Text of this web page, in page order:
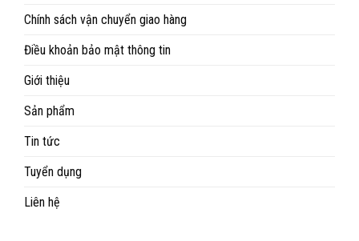
Chính sách vận chuyển giao hàng
Điều khoản bảo mật thông tin
Giới thiệu
Sản phẩm
Tin tức
Tuyển dụng
Liên hệ